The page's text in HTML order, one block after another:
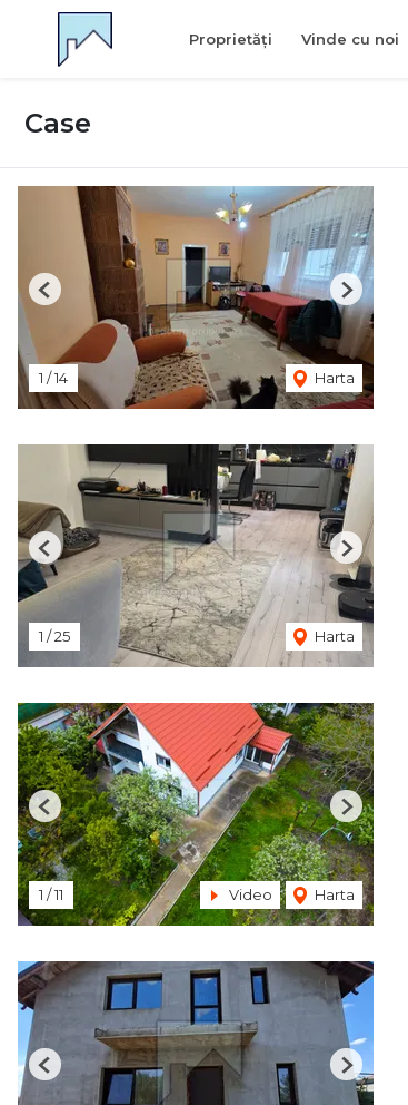
Proprietăți Vinde cu noi
Case
1 /14 Harta
Previous Next
1 /25 Harta
Previous Next
1 /11 Video Harta
Previous Next
Previous Next